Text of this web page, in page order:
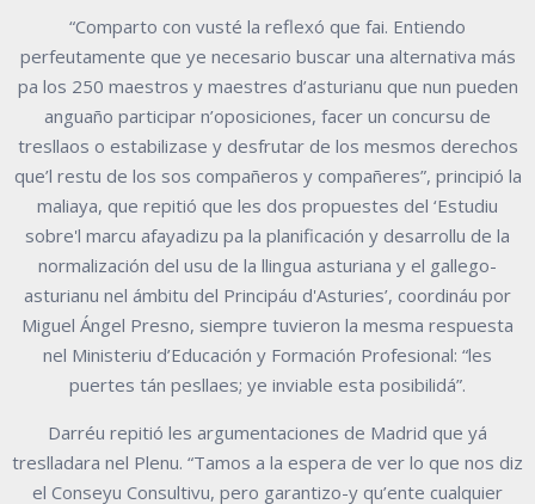
“Comparto con vusté la reflexó que fai. Entiendo
perfeutamente que ye necesario buscar una alternativa más
pa los 250 maestros y maestres d’asturianu que nun pueden
anguaño participar n’oposiciones, facer un concursu de
tresllaos o estabilizase y desfrutar de los mesmos derechos
que’l restu de los sos compañeros y compañeres”, principió la
maliaya, que repitió que les dos propuestes del ‘Estudiu
sobre'l marcu afayadizu pa la planificación y desarrollu de la
normalización del usu de la llingua asturiana y el gallego-
asturianu nel ámbitu del Principáu d'Asturies’, coordináu por
Miguel Ángel Presno, siempre tuvieron la mesma respuesta
nel Ministeriu d’Educación y Formación Profesional: “les
puertes tán pesllaes; ye inviable esta posibilidá”.
Darréu repitió les argumentaciones de Madrid que yá
treslladara nel Plenu. “Tamos a la espera de ver lo que nos diz
el Conseyu Consultivu, pero garantizo-y qu’ente cualquier